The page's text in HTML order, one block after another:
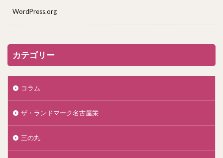
WordPress.org
カテゴリー
コラム
ザ・ランドマーク名古屋栄
三の丸